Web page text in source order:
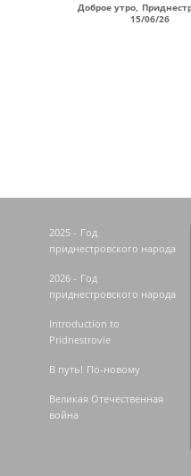
Доброе утро,
15/06/26
2025 - Год
приднестровского народа
2026 - Год
приднестровского народа
Introduction to
Pridnestrovie
В путь! По-новому
Великая Отечественная
война